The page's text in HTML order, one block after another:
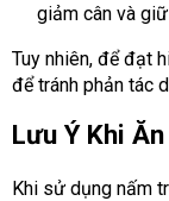
giảm cân và
Tuy nhiên, để đạt
để tránh phản tác
Lưu Ý Khi
Khi sử dụng nấm